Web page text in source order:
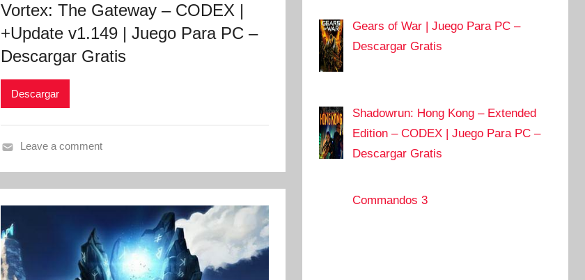
Vortex: The Gateway – CODEX |
+Update v1.149 | Juego Para PC –
Descargar Gratis
Descargar
Leave a comment
Gears of War | Juego Para PC –
Descargar Gratis
Shadowrun: Hong Kong – Extended
Edition – CODEX | Juego Para PC –
Descargar Gratis
Commandos 3